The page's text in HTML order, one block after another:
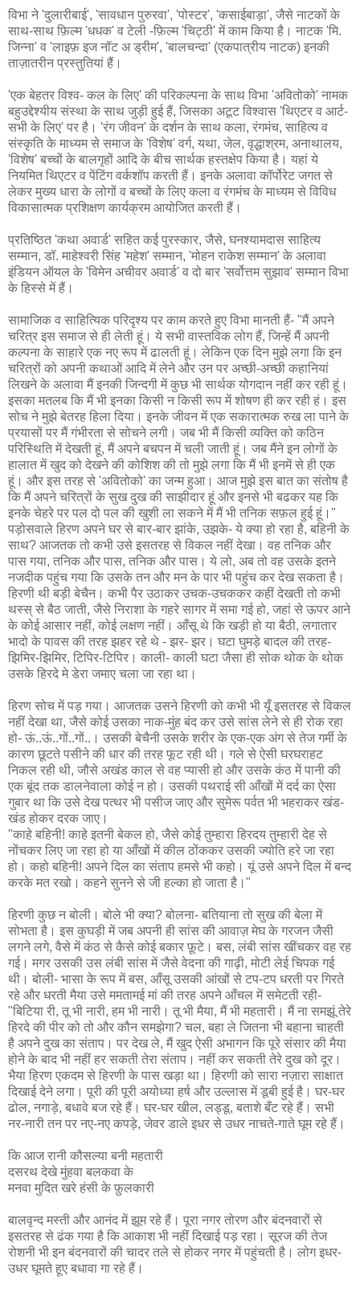
विभा ने 'दुलारीबाई', 'सावधान पुरुरवा', 'पोस्टर', 'कसाईबाड़ा', जैसे नाटकों के
साथ-साथ फ़िल्म 'धधक' व टेली -फ़िल्म 'चिट्ठी' में काम किया है। नाटक 'मि.
जिन्ना' व 'लाइफ़ इज नॉट अ ड्रीम', 'बालचन्दा' (एकपात्रीय नाटक) इनकी
ताज़ातरीन प्रस्तुतियां हैं।
'एक बेहतर विश्व- कल के लिए' की परिकल्पना के साथ विभा 'अवितोको' नामक
बहुउद्देश्यीय संस्था के साथ जुड़ी हुई हैं, जिसका अटूट विश्वास 'थिएटर व आर्ट-
सभी के लिए' पर है। 'रंग जीवन' के दर्शन के साथ कला, रंगमंच, साहित्य व
संस्कृति के माध्यम से समाज के 'विशेष' वर्ग, यथा, जेल, वृद्धाश्रम, अनाथालय,
'विशेष' बच्चों के बालगृहों आदि के बीच सार्थक हस्तक्षेप किया है। यहां ये
नियमित थिएटर व पेंटिंग वर्कशॉप करती हैं। इनके अलावा कॉर्पोरेट जगत से
लेकर मुख्य धारा के लोगों व बच्चों के लिए कला व रंगमंच के माध्यम से विविध
विकासात्मक प्रशिक्षण कार्यक्रम आयोजित करती हैं।
प्रतिष्ठित 'कथा अवार्ड' सहित कई पुरस्कार, जैसे, घनश्यामदास साहित्य
सम्मान, डॉ. माहेश्वरी सिंह 'महेश' सम्मान, 'मोहन राकेश सम्मान' के अलावा
इंडियन ऑयल के 'विमेन अचीवर अवार्ड' व दो बार 'सर्वोत्तम सुझाव' सम्मान विभा
के हिस्से में हैं।
सामाजिक व साहित्यिक परिदृश्य पर काम करते हुए विभा मानती हैं- "मैं अपने
चरित्र इस समाज से ही लेती हूं। ये सभी वास्तविक लोग हैं, जिन्हें मैं अपनी
कल्पना के साहारे एक नए रूप में ढालती हूं। लेकिन एक दिन मुझे लगा कि इन
चरित्रों को अपनी कथाओं आदि में लेने और उन पर अच्छी-अच्छी कहानियां
लिखने के अलावा मैं इनकी जिन्दगी में कुछ भी सार्थक योगदान नहीं कर रही हूं।
इसका मतलब कि मैं भी इनका किसी न किसी रूप में शोषण ही कर रही हं। इस
सोच ने मुझे बेतरह हिला दिया। इनके जीवन में एक सकारात्मक रुख ला पाने के
प्रयासों पर मैं गंभीरता से सोचने लगी। जब भी मैं किसी व्यक्ति को कठिन
परिस्थिति में देखती हूं, मैं अपने बचपन में चली जाती हूं। जब मैंने इन लोगों के
हालात में खुद को देखने की कोशिश की तो मुझे लगा कि मैं भी इनमें से ही एक
हूं। और इस तरह से 'अवितोको' का जन्म हुआ। आज मुझे इस बात का संतोष है
कि मैं अपने चरित्रों के सुख दुख की साझीदार हूं और इनसे भी बढकर यह कि
इनके चेहरे पर पल दो पल की खुशी ला सकने में मैं भी तनिक सफ़ल हुई हूं।"
पड़ोसवाले हिरण अपने घर से बार-बार झांके, उझके- ये क्या हो रहा है, बहिनी के
साथ? आजतक तो कभी उसे इसतरह से विकल नहीं देखा। वह तनिक और
पास गया, तनिक और पास, तनिक और पास। ये लो, अब तो वह उसके इतने
नजदीक पहुंच गया कि उसके तन और मन के पार भी पहुंच कर देख सकता है।
हिरणी थी बड़ी बेचैन। कभी पैर उठाकर उचक-उचककर कहीं देखती तो कभी
थस्स् से बैठ जाती, जैसे निराशा के गहरे सागर में समा गई हो, जहां से ऊपर आने
के कोई आसार नहीं, कोई लक्षण नहीं। आँसू थे कि खड़ी हो या बैठी, लगातार
भादो के पावस की तरह झहर रहे थे - झर- झर। घटा घुमड़े बादल की तरह-
झिमिर-झिमिर, टिपिर-टिपिर। काली- काली घटा जैसा ही सोक थोक के थोक
उसके हिरदे मे डेरा जमाए चला जा रहा था।
हिरण सोच में पड़ गया। आजतक उसने हिरणी को कभी भी यूँ इसतरह से विकल
नहीं देखा था, जैसे कोई उसका नाक-मुंह बंद कर उसे सांस लेने से ही रोक रहा
हो- ऊं..ऊं..गों..गों..। उसकी बेचैनी उसके शरीर के एक-एक अंग से तेज गर्मी के
कारण छूटते पसीने की धार की तरह फूट रही थी। गले से ऐसी घरघराहट
निकल रही थी, जौसे अखंड काल से वह प्यासी हो और उसके कंठ में पानी की
एक बूंद तक डालनेवाला कोई न हो। उसकी पथराई सी आँखों में दर्द का ऐसा
गुबार था कि उसे देख पत्थर भी पसीज जाए और सुमेरू पर्वत भी भहराकर खंड-
खंड होकर दरक जाए।
"काहे बहिनी! काहे इतनी बेकल हो, जैसे कोई तुम्हारा हिरदय तुम्हारी देह से
नोंचकर लिए जा रहा हो या आँखों में कील ठोंककर उसकी ज्योति हरे जा रहा
हो। कहो बहिनी! अपने दिल का संताप हमसे भी कहो। यूं उसे अपने दिल में बन्द
करके मत रखो। कहने सुनने से जी हल्का हो जाता है।"
हिरणी कुछ न बोली। बोले भी क्या? बोलना- बतियाना तो सुख की बेला में
सोभता है। इस कुघड़ी में जब अपनी ही सांस की आवाज़ मेघ के गरजन जैसी
लगने लगे, वैसे में कंठ से कैसे कोई बकार फ़ूटे। बस, लंबी सांस खींचकर वह रह
गई। मगर उसकी उस लंबी सांस में जैसे वेदना की गाढ़ी, मोटी लेई चिपक गई
थी। बोली- भासा के रूप में बस, आँसू उसकी आंखों से टप-टप धरती पर गिरते
रहे और धरती मैया उसे ममतामई मां की तरह अपने आँचल में समेटती रही-
"बिटिया री, तू भी नारी, हम भी नारी। तू भी मैया, मैं भी महतारी। मैं ना समझूं तेरे
हिरदे की पीर को तो और कौन समझेगा? चल, बहा ले जितना भी बहाना चाहती
है अपने दुख का संताप। पर देख ले, मैं खुद ऐसी अभागन कि पूरे संसार की मैया
होने के बाद भी नहीं हर सकती तेरा संताप। नहीं कर सकती तेरे दुख को दूर।
भैया हिरण एकदम से हिरणी के पास खड़ा था। हिरणी को सारा नज़ारा साक्षात
दिखाई देने लगा। पूरी की पूरी अयोध्या हर्ष और उल्लास में डूबी हुई है। घर-घर
ढोल, नगाड़े, बधावे बज रहे हैं। घर-घर खील, लड्डू, बताशे बँट रहे हैं। सभी
नर-नारी तन पर नए-नए कपड़े, जेवर डाले इधर से उधर नाचते-गाते घूम रहे हैं।
कि आज रानी कौसल्या बनी महतारी
दसरथ देखे मुंहवा बलकवा के
मनवा मुदित खरे हंसी के फ़ुलकारी
बालवृन्द मस्ती और आनंद में झूम रहे हैं। पूरा नगर तोरण और बंदनवारों से
इसतरह से ढंक गया है कि आकाश भी नहीं दिखाई पड़ रहा। सूरज की तेज
रोशनी भी इन बंदनवारों की चादर तले से होकर नगर में पहुंचती है। लोग इधर-
उधर घूमते हूए बधावा गा रहे हैं।